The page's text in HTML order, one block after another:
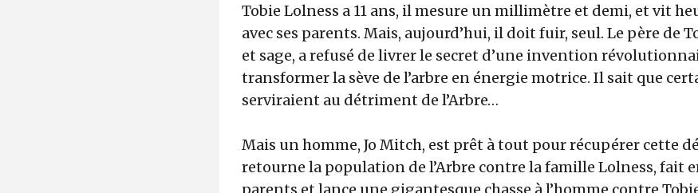
Tobie Lolness a 11 ans, il mesure un millimètre et demi, et vit
avec ses parents. Mais, aujourd’hui, il doit fuir, seul. Le père de
et sage, a refusé de livrer le secret d’une invention
transformer la sève de l’arbre en énergie motrice. Il sait que
serviraient au détriment de l’Arbre…
Mais un homme, Jo Mitch, est prêt à tout pour récupérer cette
retourne la population de l’Arbre contre la famille Lolness, fait